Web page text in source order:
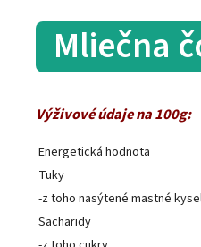
Mliečna
Výživové údaje na 100g:
Energetická hodnota
Tuky
-z toho nasýtené mastné
Sacharidy